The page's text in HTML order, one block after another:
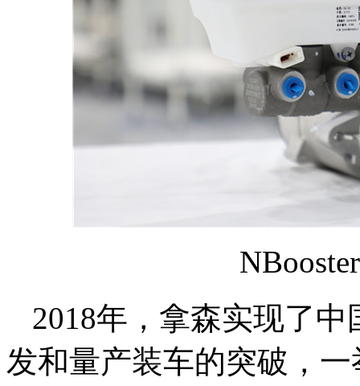
2018年，拿森实现了
发和量产装车的突破，